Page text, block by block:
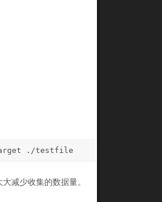
./testfile
减少收集的数据量。